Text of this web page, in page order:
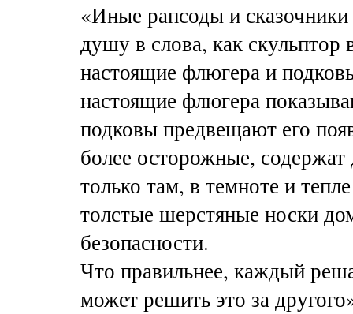
«Иные рапсоды и
душу в слова, как скульптор
настоящие флюгера и
настоящие флюгера
подковы предвещают его
более осторожные,
только там, в темноте и
толстые шерстяные носки
безопасности.
Что правильнее, каждый
может решить это за